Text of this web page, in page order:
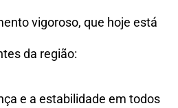
vigoroso, que hoje está
da região:
e a estabilidade em todos